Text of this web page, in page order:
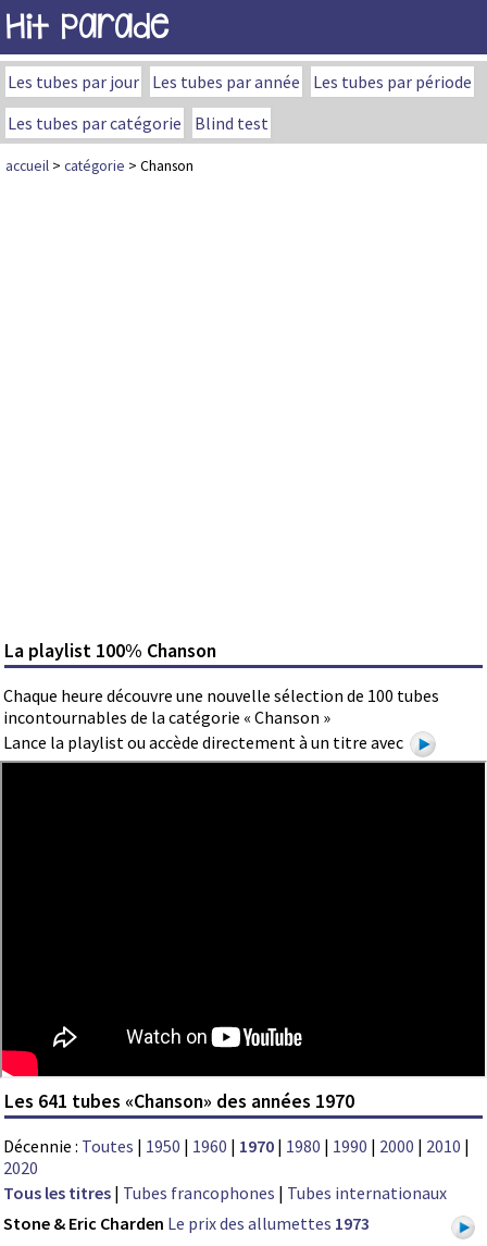
Hit Parade
Les tubes par jour Les tubes par année
Les tubes par période
Les tubes par catégorie
Blind test
accueil > catégorie > Chanson
La playlist 100% Chanson
Chaque heure découvre une nouvelle sélection de 100 tubes
incontournables de la catégorie « Chanson »
Lance la playlist ou accède directement à un titre avec
Les 641 tubes «Chanson» des années 1970
Décennie : Toutes | 1950 | 1960 | 1970 | 1980 | 1990 | 2000 | 2010 |
2020
Tous les titres | Tubes francophones | Tubes internationaux
Stone & Eric Charden Le prix des allumettes 1973